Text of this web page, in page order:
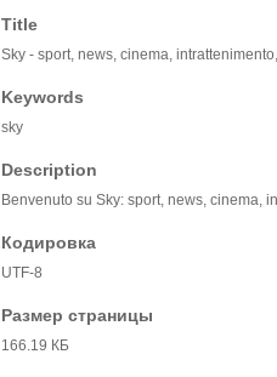
Title
Sky - sport, news, cinema,
Keywords
sky
Description
Benvenuto su Sky: sport, news, cinema,
Кодировка
UTF-8
Размер страницы
166.19 КБ